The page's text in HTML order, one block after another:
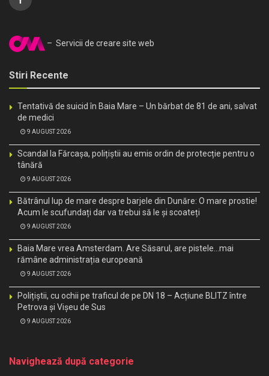
– Servicii de creare site web
Stiri Recente
Tentativă de suicid în Baia Mare – Un bărbat de 81 de ani, salvat
de medici
9 AUGUST 2026
Scandal la Fărcașa, polițiștii au emis ordin de protecție pentru o
tânără
9 AUGUST 2026
Bătrânul lup de mare despre barjele din Dunăre: O mare prostie!
Acum le scufundați dar va trebui să le și scoateți
9 AUGUST 2026
Baia Mare vrea Amsterdam. Are Săsarul, are pistele…mai
rămâne administrația europeană
9 AUGUST 2026
Polițiștii, cu ochii pe traficul de pe DN 18 – Acțiune BLITZ între
Petrova și Vișeu de Sus
9 AUGUST 2026
Navighează după categorie